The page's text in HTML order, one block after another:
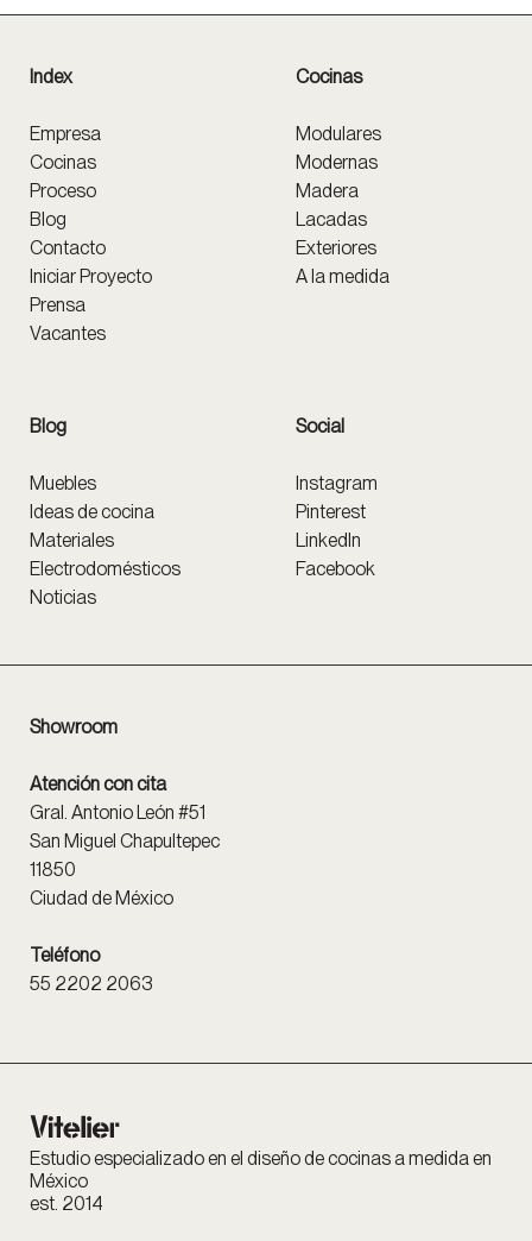
Index
Empresa
Cocinas
Proceso
Blog
Contacto
Iniciar Proyecto
Prensa
Vacantes
Cocinas
Modulares
Modernas
Madera
Lacadas
Exteriores
A la medida
Blog
Muebles
Ideas de cocina
Materiales
Electrodomésticos
Noticias
Social
Instagram
Pinterest
LinkedIn
Facebook
Showroom
Atención con cita
Gral. Antonio León #51
San Miguel Chapultepec
11850
Ciudad de México
Teléfono
55 2202 2063
Estudio especializado en el diseño de cocinas a medida en
México
est. 2014